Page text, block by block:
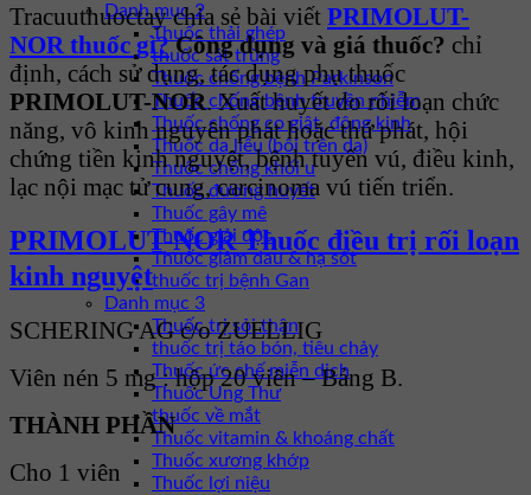
Danh mục 2
Thuốc thải ghép
thuốc sát trùng
Thuốc chống bệnh Parkinson
Thuốc chống bệnh truyền nhiễm
Thuốc chống co giật, động kinh
Thuốc da liễu (bôi trên da)
Thuốc chống khối u
Thuốc đường huyết
Thuốc gây mê
Thuốc giải độc
Thuốc giảm đau & hạ sốt
thuốc trị bệnh Gan
Danh mục 3
Thuốc trị sỏi thận
thuốc trị táo bón, tiêu chảy
Thuốc ức chế miễn dịch
Thuốc Ung Thư
thuốc về mắt
Thuốc vitamin & khoáng chất
Thuốc xương khớp
Thuốc lợi niệu
Tracuuthuoctay chia sẻ bài viết PRIMOLUT-
NOR thuốc gì?Công dụng và giá thuốc? chỉ
định, cách sử dụng, tác dụng phụ thuốc
PRIMOLUT-NOR. Xuất huyết do rối loạn chức
năng, vô kinh nguyên phát hoặc thứ phát, hội
chứng tiền kinh nguyệt, bệnh tuyến vú, điều kinh,
lạc nội mạc tử cung, carcinoma vú tiến triển.
PRIMOLUT-NOR Thuốc điều trị rối loạn
kinh nguyệt
SCHERING AG c/o ZUELLIG
Viên nén 5 mg : hộp 20 viên – Bảng B.
THÀNH PHẦN
Cho 1 viên